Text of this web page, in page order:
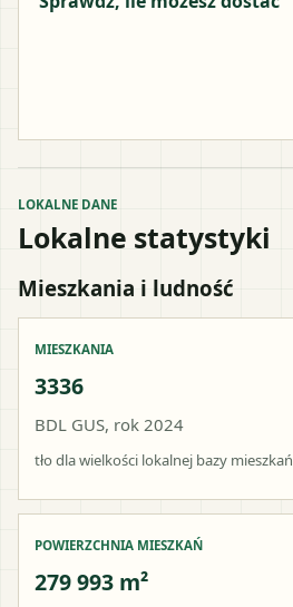
LOKALNE DANE
Lokalne statystyki
Mieszkania i ludność
MIESZKANIA
3336
BDL GUS, rok 2024
tło dla wielkości lokalnej bazy mieszkań
POWIERZCHNIA MIESZKAŃ
279 993 m²